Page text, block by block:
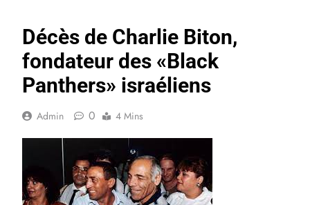
Décès de Charlie Biton,
fondateur des «Black
Panthers» israéliens
Admin 0 4 Mins